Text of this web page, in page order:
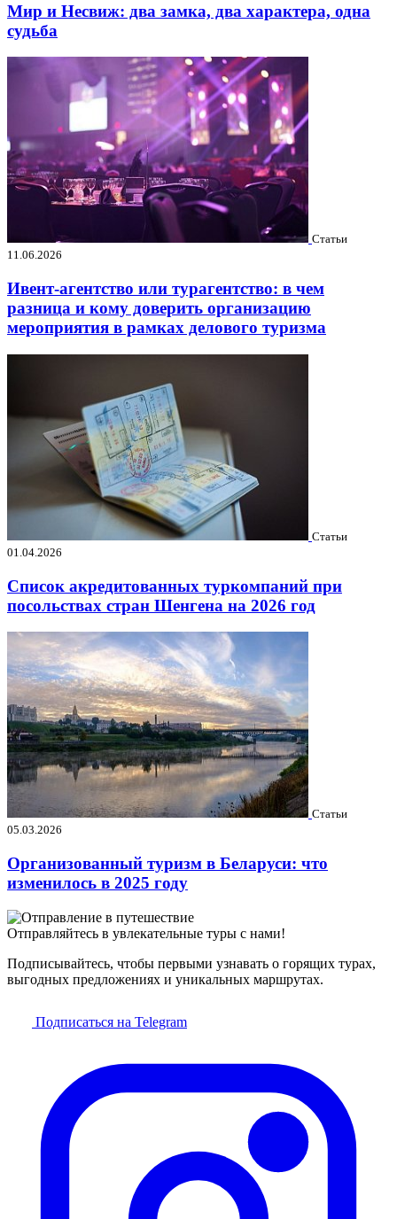
Мир и Несвиж: два замка, два характера, одна
судьба
Статьи
11.06.2026
Ивент-агентство или турагентство: в чем
разница и кому доверить организацию
мероприятия в рамках делового туризма
Статьи
01.04.2026
Список акредитованных туркомпаний при
посольствах стран Шенгена на 2026 год
Статьи
05.03.2026
Организованный туризм в Беларуси: что
изменилось в 2025 году
Отправляйтесь в увлекательные туры с нами!
Подписывайтесь, чтобы первыми узнавать о горящих турах,
выгодных предложениях и уникальных маршрутах.
Подписаться на Telegram